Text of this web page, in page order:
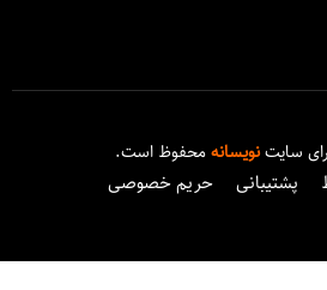
سایتنویسانهمحفوظ است.
پشتیبانی حریم خصوصی